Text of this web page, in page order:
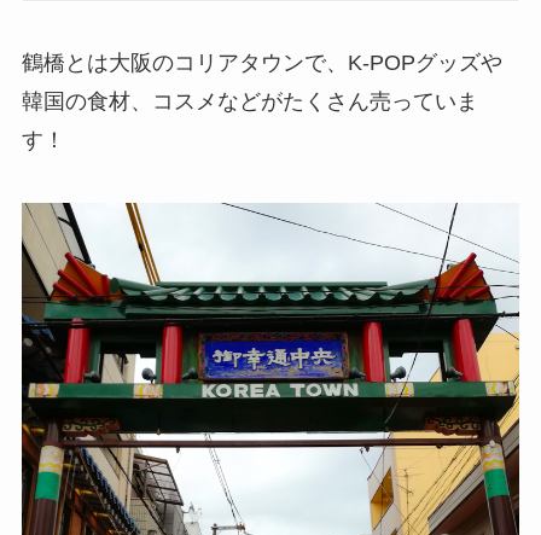
鶴橋とは大阪のコリアタウンで、K-POPグッズや
韓国の食材、コスメなどがたくさん売っていま
す！